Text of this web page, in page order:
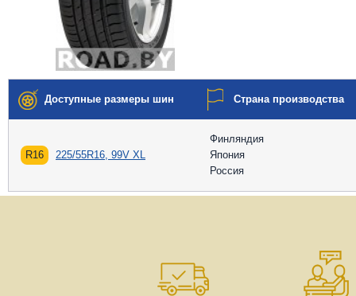
Доступные размеры шин Страна производства
R16 225/55R16, 99V XL
Финляндия
Япония
Россия